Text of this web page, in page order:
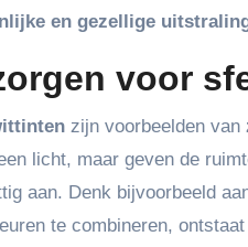
en gezellige
voor
zijn voorbeelden van
licht, maar geven de
aan. Denk bijvoorbeeld
te combineren,